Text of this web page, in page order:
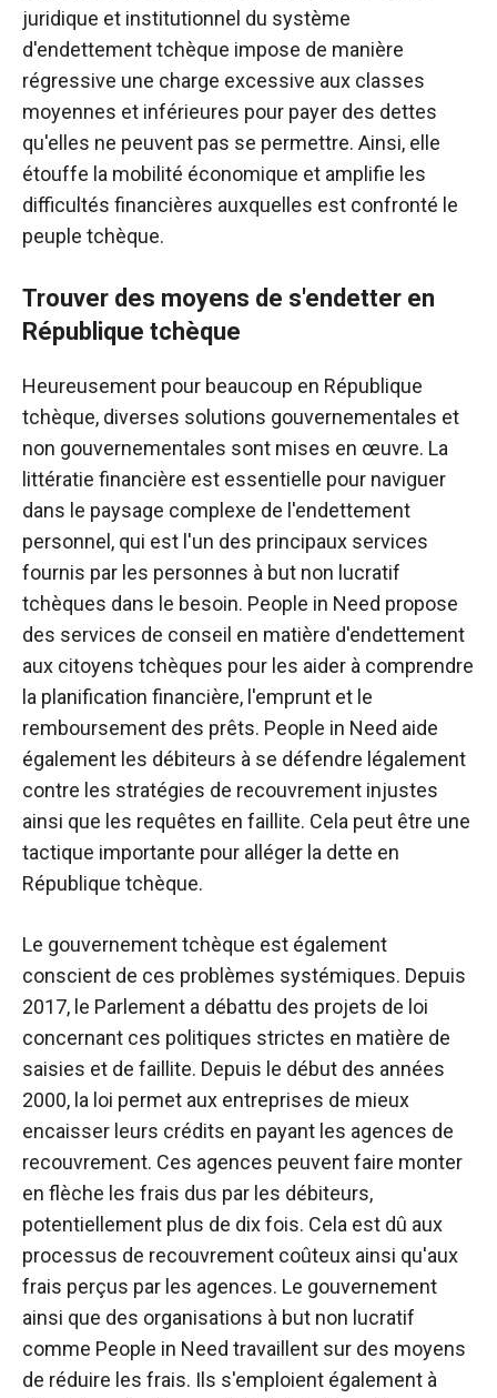
juridique et institutionnel du système
d'endettement tchèque impose de manière
régressive une charge excessive aux classes
moyennes et inférieures pour payer des dettes
qu'elles ne peuvent pas se permettre. Ainsi, elle
étouffe la mobilité économique et amplifie les
difficultés financières auxquelles est confronté le
peuple tchèque.
Trouver des moyens de s'endetter en
République tchèque
Heureusement pour beaucoup en République
tchèque, diverses solutions gouvernementales et
non gouvernementales sont mises en œuvre. La
littératie financière est essentielle pour naviguer
dans le paysage complexe de l'endettement
personnel, qui est l'un des principaux services
fournis par les personnes à but non lucratif
tchèques dans le besoin. People in Need propose
des services de conseil en matière d'endettement
aux citoyens tchèques pour les aider à comprendre
la planification financière, l'emprunt et le
remboursement des prêts. People in Need aide
également les débiteurs à se défendre légalement
contre les stratégies de recouvrement injustes
ainsi que les requêtes en faillite. Cela peut être une
tactique importante pour alléger la dette en
République tchèque.
Le gouvernement tchèque est également
conscient de ces problèmes systémiques. Depuis
2017, le Parlement a débattu des projets de loi
concernant ces politiques strictes en matière de
saisies et de faillite. Depuis le début des années
2000, la loi permet aux entreprises de mieux
encaisser leurs crédits en payant les agences de
recouvrement. Ces agences peuvent faire monter
en flèche les frais dus par les débiteurs,
potentiellement plus de dix fois. Cela est dû aux
processus de recouvrement coûteux ainsi qu'aux
frais perçus par les agences. Le gouvernement
ainsi que des organisations à but non lucratif
comme People in Need travaillent sur des moyens
de réduire les frais. Ils s'emploient également à